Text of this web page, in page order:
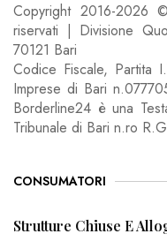
Copyright 2016-2026
riservati | Divisione
70121 Bari
Codice Fiscale, Partita
Imprese di Bari
Borderline24 è una
Tribunale di Bari n.ro
CONSUMATORI
Strutture Chiuse E